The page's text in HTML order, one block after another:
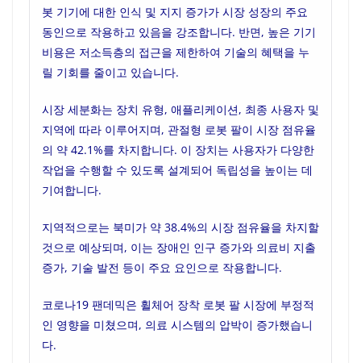
봇 기기에 대한 인식 및 지지 증가가 시장 성장의 주요
동인으로 작용하고 있음을 강조합니다. 반면, 높은 기기
비용은 저소득층의 접근을 제한하여 기술의 혜택을 누
릴 기회를 줄이고 있습니다.
시장 세분화는 장치 유형, 애플리케이션, 최종 사용자 및
지역에 따라 이루어지며, 관절형 로봇 팔이 시장 점유율
의 약 42.1%를 차지합니다. 이 장치는 사용자가 다양한
작업을 수행할 수 있도록 설계되어 독립성을 높이는 데
기여합니다.
지역적으로는 북미가 약 38.4%의 시장 점유율을 차지할
것으로 예상되며, 이는 장애인 인구 증가와 의료비 지출
증가, 기술 발전 등이 주요 요인으로 작용합니다.
코로나19 팬데믹은 휠체어 장착 로봇 팔 시장에 부정적
인 영향을 미쳤으며, 의료 시스템의 압박이 증가했습니
다.